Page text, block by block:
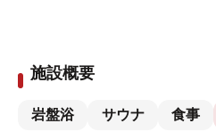
施設概要
岩盤浴 サウナ 食事